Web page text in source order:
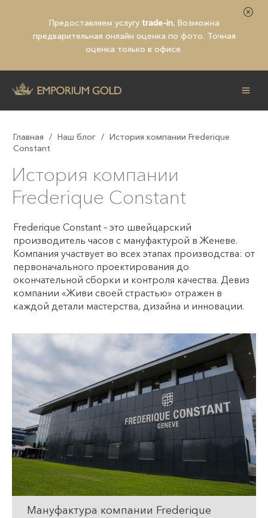
Предоставляем услугу trade-in. Возможна
предварительная онлайн оценка по фото. Точная
оценка только в офисе.
Главная / Наш блог / История компании Frederique
Constant
История компании
Frederique Constant
Frederique Constant – это швейцарский
производитель часов с мануфактурой в Женеве.
Компания участвует во всех этапах производства: от
первоначального проектирования до
окончательной сборки и контроля качества. Девиз
компании «Живи своей страстью» отражен в
каждой детали мастерства, дизайна и инновации.
Мануфактура компании Frederique